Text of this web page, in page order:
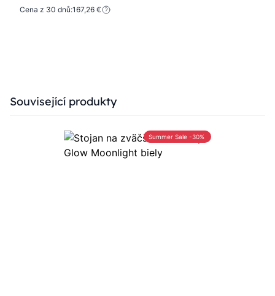
Cena z 30 dnů:167,26 €
Press to skip carousel
Související produkty
Summer Sale -30%